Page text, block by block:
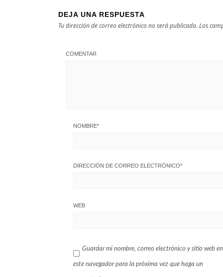
DEJA UNA RESPUESTA
Tu dirección de correo electrónico no será publicada. Los
COMENTAR
NOMBRE*
DIRECCIÓN DE CORREO ELECTRÓNICO*
WEB
Guardar mi nombre, correo electrónico y sitio web en
este navegador para la próxima vez que haga un